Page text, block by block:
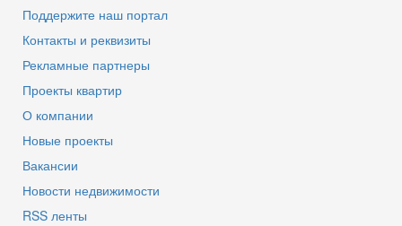
Поддержите наш портал
Контакты и реквизиты
Рекламные партнеры
Проекты квартир
О компании
Новые проекты
Вакансии
Новости недвижимости
RSS ленты